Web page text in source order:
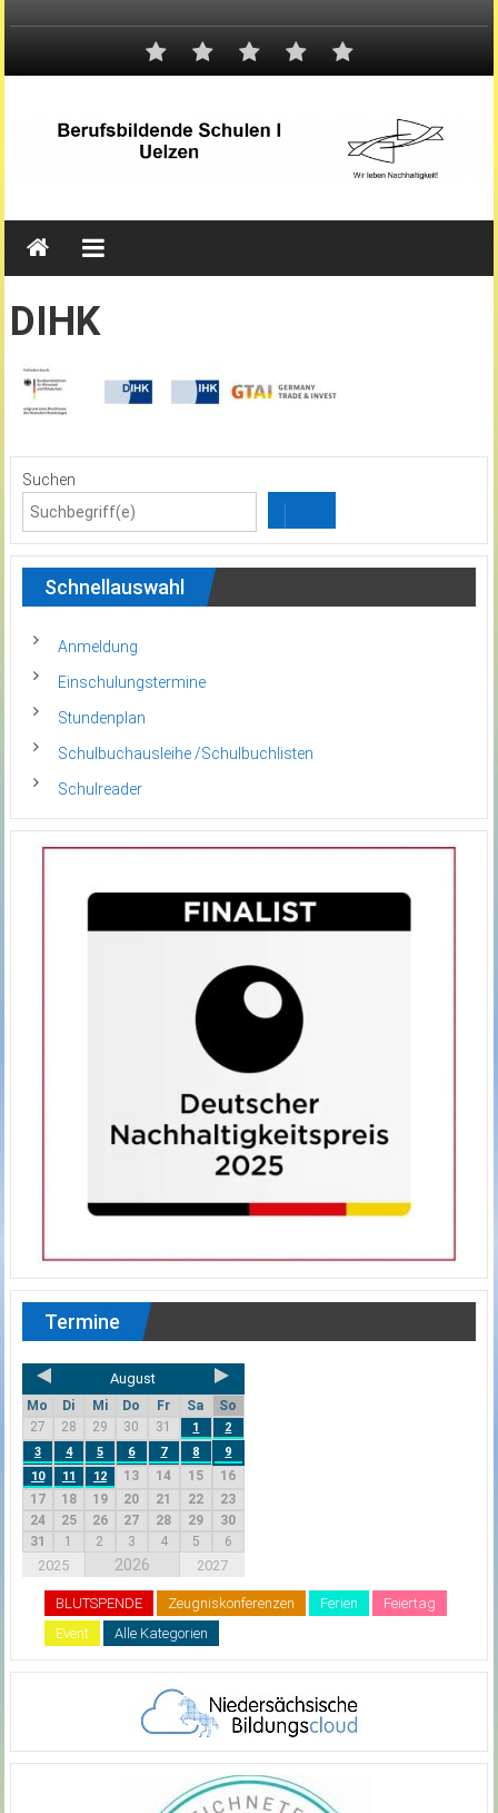
DIHK
Suchen
Schnellauswahl
Anmeldung
Einschulungstermine
Stundenplan
Schulbuchausleihe /Schulbuchlisten
Schulreader
Termine
August
Mo Di Mi Do Fr Sa
So
27
28 29 30 31 1
2
3
4 5 6 7 8
9
10
11 12 13 14 15
16
17
18 19 20 21 22
23
24
25 26 27 28 29
30
31
1 2 3 4 5 6
2025 2026 2027
BLUTSPENDE Zeugniskonferenzen Ferien
Feiertag
Event
Alle Kategorien